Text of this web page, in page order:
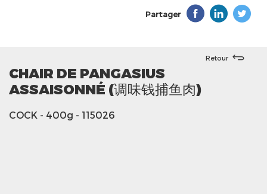
Partager
Retour
CHAIR DE PANGASIUS
ASSAISONNÉ (调味钱捕鱼肉)
COCK - 400g - 115026